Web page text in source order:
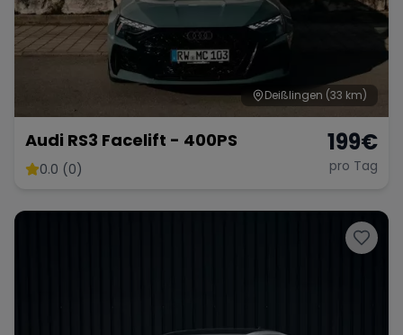
Deißlingen (33 km)
Audi RS3 Facelift - 400PS
0.0 (0)
199€
pro Tag